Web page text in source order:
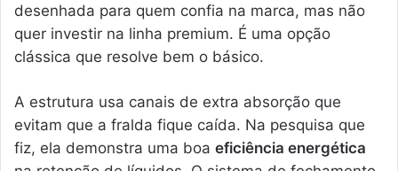
desenhada para quem confia na marca, mas não
quer investir na linha premium. É uma opção
clássica que resolve bem o básico.
A estrutura usa canais de extra absorção que
evitam que a fralda fique caída. Na pesquisa que
fiz, ela demonstra uma boa eficiência energética